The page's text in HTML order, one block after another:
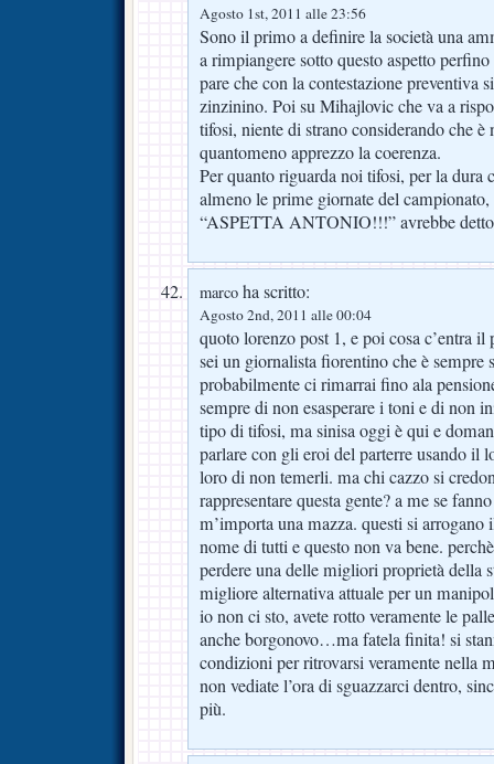
Agosto 1st, 2011 alle 23:56
Sono il primo a definire la società una
a rimpiangere sotto questo aspetto
pare che con la contestazione preventiva
zinzinino. Poi su Mihajlovic che va a
tifosi, niente di strano considerando che è
quantomeno apprezzo la coerenza.
Per quanto riguarda noi tifosi, per la dura
almeno le prime giornate del campionato,
“ASPETTA ANTONIO!!!” avrebbe
marco ha scritto:
Agosto 2nd, 2011 alle 00:04
quoto lorenzo post 1, e poi cosa c’entra il
sei un giornalista fiorentino che è sempre
probabilmente ci rimarrai fino ala
sempre di non esasperare i toni e di non
tipo di tifosi, ma sinisa oggi è qui e
parlare con gli eroi del parterre usando il
loro di non temerli. ma chi cazzo si
rappresentare questa gente? a me se
m’importa una mazza. questi si arrogano
nome di tutti e questo non va bene.
perdere una delle migliori proprietà della
migliore alternativa attuale per un
io non ci sto, avete rotto veramente le
anche borgonovo…ma fatela finita! si
condizioni per ritrovarsi veramente nella
non vediate l’ora di sguazzarci dentro,
più.